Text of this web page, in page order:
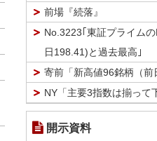
前場『続落』
No.3223｢東証プライム
日198.41)と過去最高｣
寄前「新高値96銘柄（前
NY「主要3指数は揃って
開示資料